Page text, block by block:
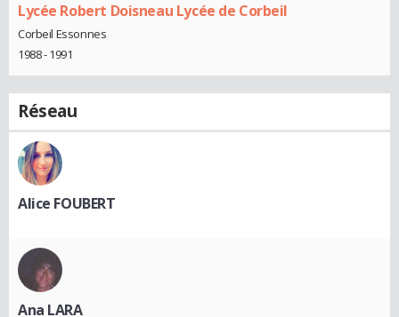
Lycée Robert Doisneau Lycée de Corbeil
Corbeil Essonnes
1988 - 1991
Réseau
Alice FOUBERT
Ana LARA